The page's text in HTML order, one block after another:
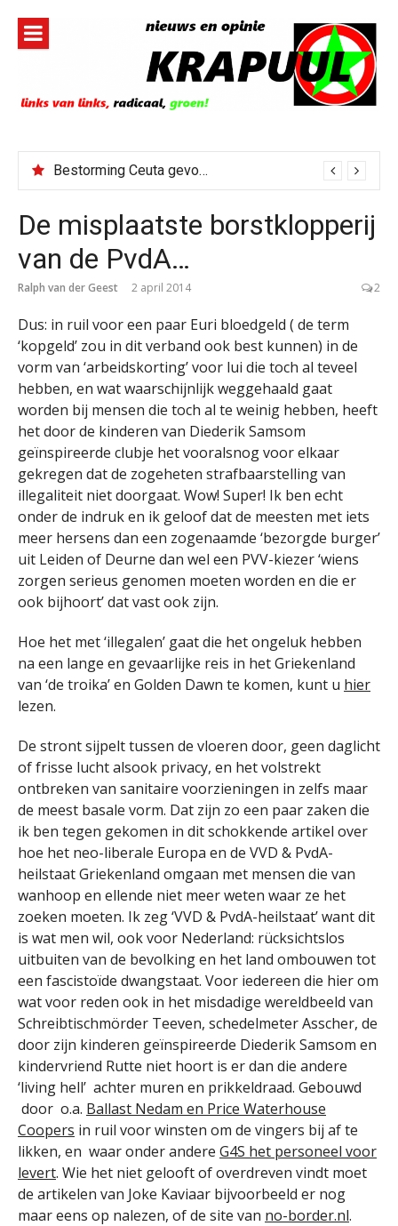
inhoud
Bestorming Ceuta gevolg van op sociale media verspreide hoax?
De misplaatste borstklopperij
van de PvdA…
Ralph van der Geest 2 april 2014 2
Dus: in ruil voor een paar Euri bloedgeld ( de term
‘kopgeld’ zou in dit verband ook best kunnen) in de
vorm van ‘arbeidskorting’ voor lui die toch al teveel
hebben, en wat waarschijnlijk weggehaald gaat
worden bij mensen die toch al te weinig hebben, heeft
het door de kinderen van Diederik Samsom
geïnspireerde clubje het vooralsnog voor elkaar
gekregen dat de zogeheten strafbaarstelling van
illegaliteit niet doorgaat. Wow! Super! Ik ben echt
onder de indruk en ik geloof dat de meesten met iets
meer hersens dan een zogenaamde ‘bezorgde burger’
uit Leiden of Deurne dan wel een PVV-kiezer ‘wiens
zorgen serieus genomen moeten worden en die er
ook bijhoort’ dat vast ook zijn.
Hoe het met ‘illegalen’ gaat die het ongeluk hebben
na een lange en gevaarlijke reis in het Griekenland
van ‘de troika’ en Golden Dawn te komen, kunt u hier
lezen.
De stront sijpelt tussen de vloeren door, geen daglicht
of frisse lucht alsook privacy, en het volstrekt
ontbreken van sanitaire voorzieningen in zelfs maar
de meest basale vorm. Dat zijn zo een paar zaken die
ik ben tegen gekomen in dit schokkende artikel over
hoe het neo-liberale Europa en de VVD & PvdA-
heilstaat Griekenland omgaan met mensen die van
wanhoop en ellende niet meer weten waar ze het
zoeken moeten. Ik zeg ‘VVD & PvdA-heilstaat’ want dit
is wat men wil, ook voor Nederland: rücksichtslos
uitbuiten van de bevolking en het land ombouwen tot
een fascistoïde dwangstaat. Voor iedereen die hier om
wat voor reden ook in het misdadige wereldbeeld van
Schreibtischmörder Teeven, schedelmeter Asscher, de
door zijn kinderen geïnspireerde Diederik Samsom en
kindervriend Rutte niet hoort is er dan die andere
‘living hell’ achter muren en prikkeldraad. Gebouwd
door o.a. Ballast Nedam en Price Waterhouse
Coopers in ruil voor winsten om de vingers bij af te
likken, en waar onder andere G4S het personeel voor
levert. Wie het niet gelooft of overdreven vindt moet
de artikelen van Joke Kaviaar bijvoorbeeld er nog
maar eens op nalezen, of de site van no-border.nl.